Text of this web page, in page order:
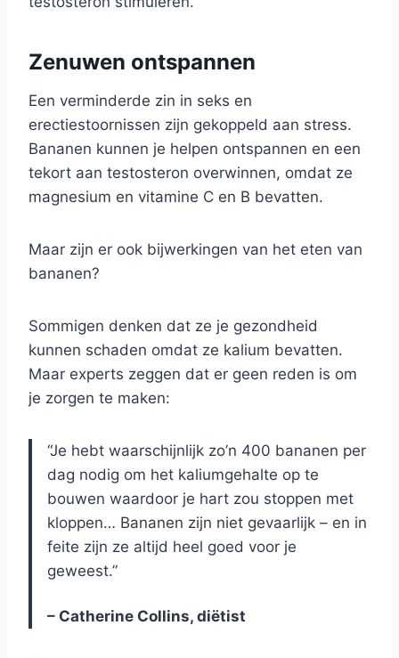
Zenuwen ontspannen
Een verminderde zin in seks en
erectiestoornissen zijn gekoppeld aan stress.
Bananen kunnen je helpen ontspannen en een
tekort aan testosteron overwinnen, omdat ze
magnesium en vitamine C en B bevatten.
Maar zijn er ook bijwerkingen van het eten van
bananen?
Sommigen denken dat ze je gezondheid
kunnen schaden omdat ze kalium bevatten.
Maar experts zeggen dat er geen reden is om
je zorgen te maken:
“Je hebt waarschijnlijk zo’n 400 bananen per
dag nodig om het kaliumgehalte op te
bouwen waardoor je hart zou stoppen met
kloppen… Bananen zijn niet gevaarlijk – en in
feite zijn ze altijd heel goed voor je
geweest.”
– Catherine Collins, diëtist